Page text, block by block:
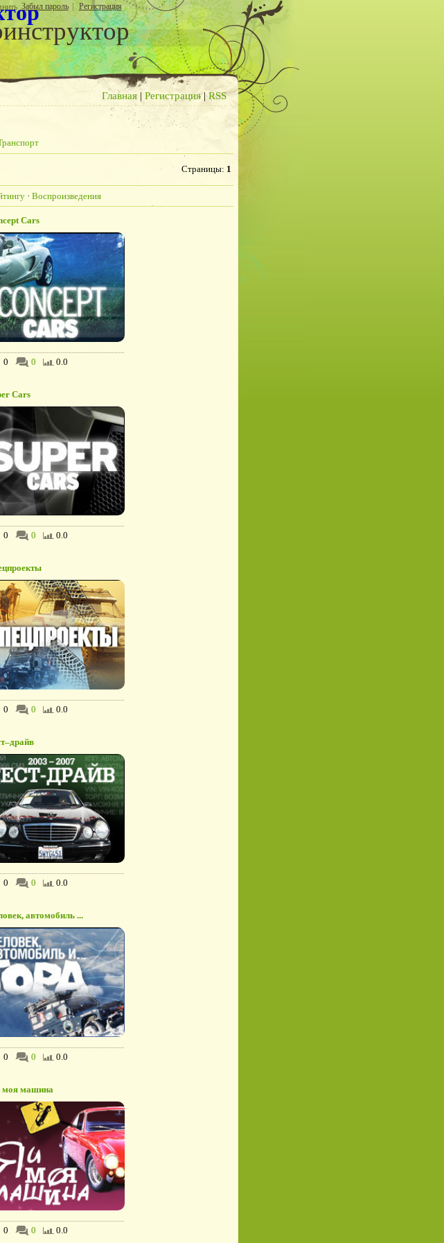
Забыл пароль | Регистрация
Главная| Регистрация|RSS
Страницы: 1
· Воспроизведения
Cars
0 0 0.0
Cars
0 0 0.0
0 0 0.0
0 0 0.0
автомобиль ...
0 0 0.0
моя машина
0 0 0.0